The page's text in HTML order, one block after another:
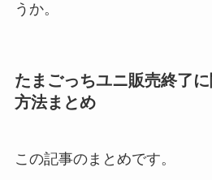
うか。
たまごっちユニ販売終了
方法まとめ
この記事のまとめです。